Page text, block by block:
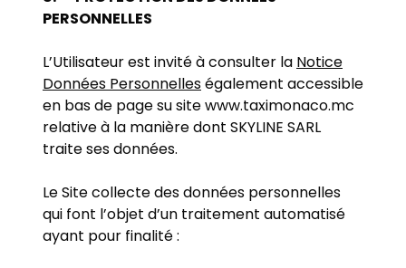
PERSONNELLES
L’Utilisateur est invité à consulter la Notice
Données Personnelleségalement accessible
en bas de page su sitewww.taximonaco.mc
relative à la manière dont SKYLINE SARL
traite ses données.
Le Site collecte des données personnelles
qui font l’objet d’un traitement automatisé
ayant pour finalité :